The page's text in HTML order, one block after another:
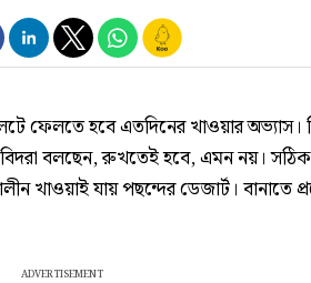
ফেলতে হবে এতদিনের খাওয়ার অভ্যাস।
বলছেন, রুখতেই হবে, এমন নয়। সঠিক
খাওয়াই যায় পছন্দের ডেজার্ট। বানাতে
ADVERTISEMENT